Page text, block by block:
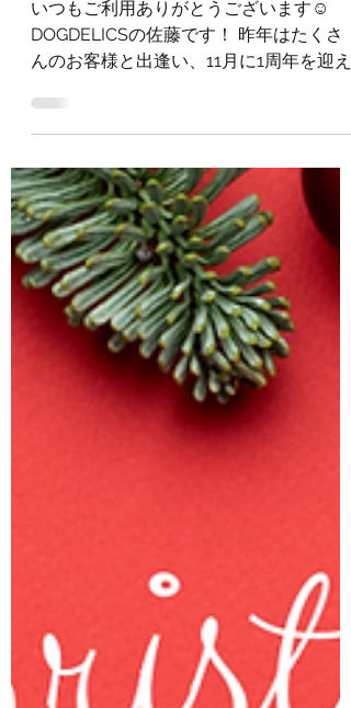
A HAPPY NEW YEAR!!
DOGDELICSの佐藤です！ 昨年はたくさ
んのお客様と出逢い、11月に1周年を迎え
たくさんのかわいいワンコたちに囲まれ
て無事に2022年を終えることができまし
た。 感謝のきもちでいっぱいです！...